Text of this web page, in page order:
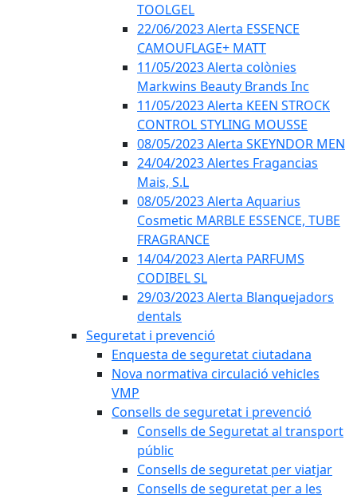
TOOLGEL
22/06/2023 Alerta ESSENCE
CAMOUFLAGE+ MATT
11/05/2023 Alerta colònies
Markwins Beauty Brands Inc
11/05/2023 Alerta KEEN STROCK
CONTROL STYLING MOUSSE
08/05/2023 Alerta SKEYNDOR MEN
24/04/2023 Alertes Fragancias
Mais, S.L
08/05/2023 Alerta Aquarius
Cosmetic MARBLE ESSENCE, TUBE
FRAGRANCE
14/04/2023 Alerta PARFUMS
CODIBEL SL
29/03/2023 Alerta Blanquejadors
dentals
Seguretat i prevenció
Enquesta de seguretat ciutadana
Nova normativa circulació vehicles
VMP
Consells de seguretat i prevenció
Consells de Seguretat al transport
públic
Consells de seguretat per viatjar
Consells de seguretat per a les